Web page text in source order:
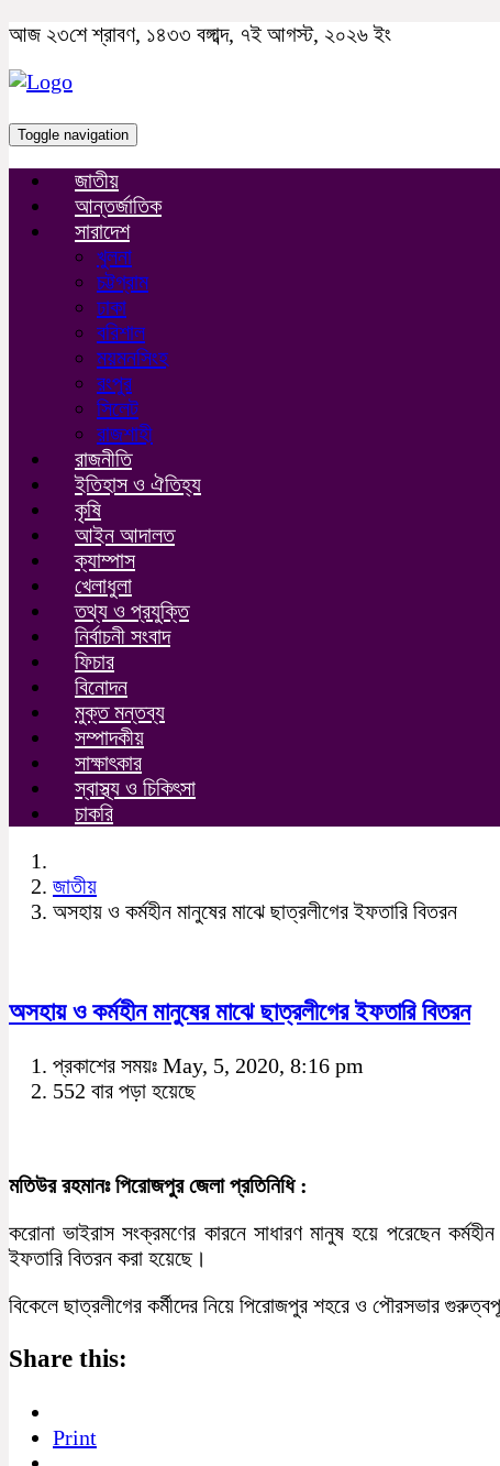
আজ ২৩শে শ্রাবণ, ১৪৩৩ বঙ্গাব্দ, ৭ই আগস্ট, ২০২৬ ইং
Toggle navigation
জাতীয়
আন্তর্জাতিক
সারাদেশ
খুলনা
চট্টগ্রাম
ঢাকা
বরিশাল
ময়মনসিংহ
রংপুর
সিলেট
রাজশাহী
রাজনীতি
ইতিহাস ও ঐতিহ্য
কৃষি
আইন আদালত
ক্যাম্পাস
খেলাধুলা
তথ্য ও প্রযুক্তি
নির্বাচনী সংবাদ
ফিচার
বিনোদন
মুক্ত মন্তব্য
সম্পাদকীয়
সাক্ষাৎকার
স্বাস্থ্য ও চিকিৎসা
চাকরি
জাতীয়
অসহায় ও কর্মহীন মানুষের মাঝে ছাত্রলীগের ইফতারি বিতরন
অসহায় ও কর্মহীন মানুষের মাঝে ছাত্রলীগের ইফতারি বিতরন
প্রকাশের সময়ঃ May, 5, 2020, 8:16 pm
552 বার পড়া হয়েছে
মতিউর রহমানঃ পিরোজপুর জেলা প্রতিনিধি :
করোনা ভাইরাস সংক্রমণের কারনে সাধারণ মানুষ হয়ে পরেছেন
ইফতারি বিতরন করা হয়েছে।
বিকেলে ছাত্রলীগের কর্মীদের নিয়ে পিরোজপুর শহরে ও পৌরসভার
Share this:
Print